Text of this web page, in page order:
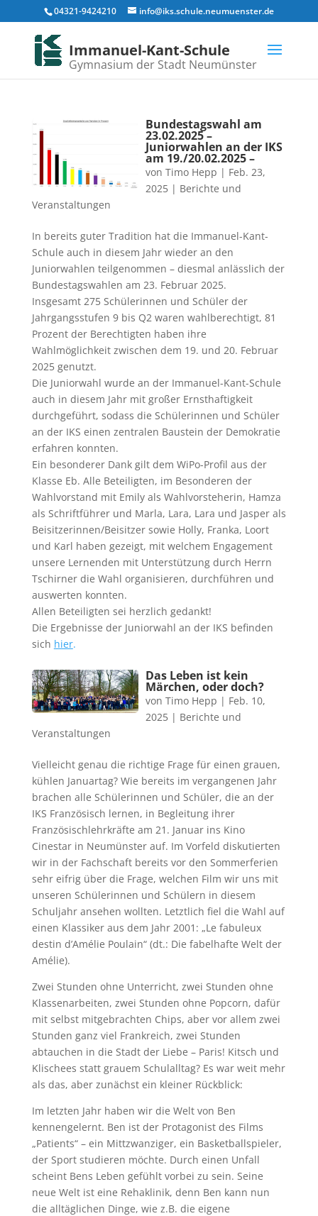
04321-9424210 info@iks.schule.neumuenster.de
Immanuel-Kant-Schule
Gymnasium der Stadt Neumünster
Bundestagswahl am
23.02.2025 –
Juniorwahlen an der IKS
am 19./20.02.2025 –
von Timo Hepp | Feb. 23,
2025| Berichte und
Veranstaltungen
In bereits guter Tradition hat die Immanuel-Kant-
Schule auch in diesem Jahr wieder an den
Juniorwahlen teilgenommen – diesmal anlässlich der
Bundestagswahlen am 23. Februar 2025.
Insgesamt 275 Schülerinnen und Schüler der
Jahrgangsstufen 9 bis Q2 waren wahlberechtigt, 81
Prozent der Berechtigten haben ihre
Wahlmöglichkeit zwischen dem 19. und 20. Februar
2025 genutzt.
Die Juniorwahl wurde an der Immanuel-Kant-Schule
auch in diesem Jahr mit großer Ernsthaftigkeit
durchgeführt, sodass die Schülerinnen und Schüler
an der IKS einen zentralen Baustein der Demokratie
erfahren konnten.
Ein besonderer Dank gilt dem WiPo-Profil aus der
Klasse Eb. Alle Beteiligten, im Besonderen der
Wahlvorstand mit Emily als Wahlvorsteherin, Hamza
als Schriftführer und Marla, Lara, Lara und Jasper als
Beisitzerinnen/Beisitzer sowie Holly, Franka, Loort
und Karl haben gezeigt, mit welchem Engagement
unsere Lernenden mit Unterstützung durch Herrn
Tschirner die Wahl organisieren, durchführen und
auswerten konnten.
Allen Beteiligten sei herzlich gedankt!
Die Ergebnisse der Juniorwahl an der IKS befinden
sich hier.
Das Leben ist kein
Märchen, oder doch?
von Timo Hepp | Feb. 10,
2025| Berichte und
Veranstaltungen
Vielleicht genau die richtige Frage für einen grauen,
kühlen Januartag? Wie bereits im vergangenen Jahr
brachen alle Schülerinnen und Schüler, die an der
IKS Französisch lernen, in Begleitung ihrer
Französischlehrkräfte am 21. Januar ins Kino
Cinestar in Neumünster auf. Im Vorfeld diskutierten
wir in der Fachschaft bereits vor den Sommerferien
sehr eifrig über die Frage, welchen Film wir uns mit
unseren Schülerinnen und Schülern in diesem
Schuljahr ansehen wollten. Letztlich fiel die Wahl auf
einen Klassiker aus dem Jahr 2001: „Le fabuleux
destin d’Amélie Poulain“ (dt.: Die fabelhafte Welt der
Amélie).
Zwei Stunden ohne Unterricht, zwei Stunden ohne
Klassenarbeiten, zwei Stunden ohne Popcorn, dafür
mit selbst mitgebrachten Chips, aber vor allem zwei
Stunden ganz viel Frankreich, zwei Stunden
abtauchen in die Stadt der Liebe – Paris! Kitsch und
Klischees statt grauem Schulalltag? Es war weit mehr
als das, aber zunächst ein kleiner Rückblick:
Im letzten Jahr haben wir die Welt von Ben
kennengelernt. Ben ist der Protagonist des Films
„Patients“ – ein Mittzwanziger, ein Basketballspieler,
der Sport studieren möchte. Durch einen Unfall
scheint Bens Leben gefühlt vorbei zu sein. Seine
neue Welt ist eine Rehaklinik, denn Ben kann nun
die alltäglichen Dinge, wie z.B. die eigene